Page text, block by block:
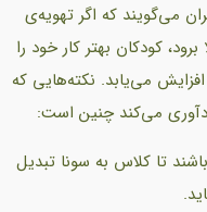
می‌گویند كه‌ اگر تهویه‌ی
کودکان بهتر كار خود را
می‌یابد. نكته‌هایی كه‌
می‌كند چنین است:
تا کلاس به سونا تبدیل